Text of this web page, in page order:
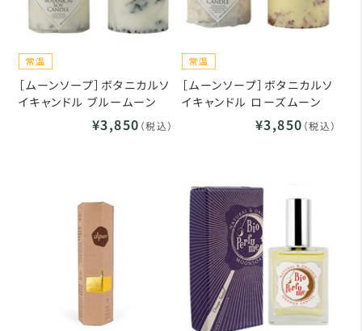
［ムーンソープ］ボタニカルソ
イキャンドル ブルームーン
¥3,850 （税込）
［ムーンソープ］ボタニカルソ
イキャンドル ローズムーン
¥3,850 （税込）